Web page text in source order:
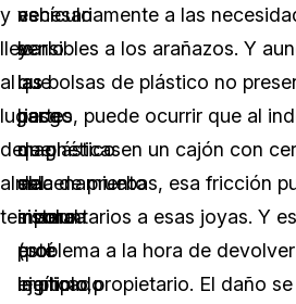
y
llevarlo
al
lugar
de
almacenamiento
temporal.
es
lo
que
hace
que
el
sistema
esté
implicado
vehículo
y
las
partes
magnéticas
del
mismo
(por
ejemplo,
necesariamente a las
sensibles a los arañazos. Y
las bolsas de plástico no
riesgo, puede ocurrir que al
de plástico en un cajón con
sala de pruebas, esa fricción
involuntarios a esas joyas. Y
problema a la hora de
legítimo propietario. El daño